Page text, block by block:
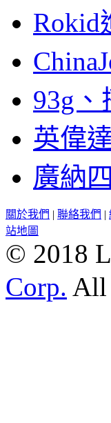
Rokid
93g、
英偉
廣納
關於我們 | 聯絡我們 |
站地圖
© 2018
Corp. All